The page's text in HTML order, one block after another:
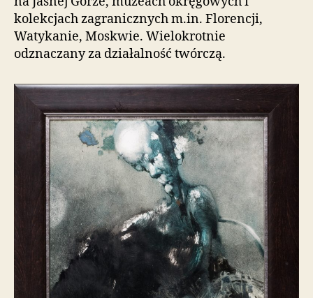
kolekcjach zagranicznych m.in. Florencji,
Watykanie, Moskwie. Wielokrotnie
odznaczany za działalność twórczą.